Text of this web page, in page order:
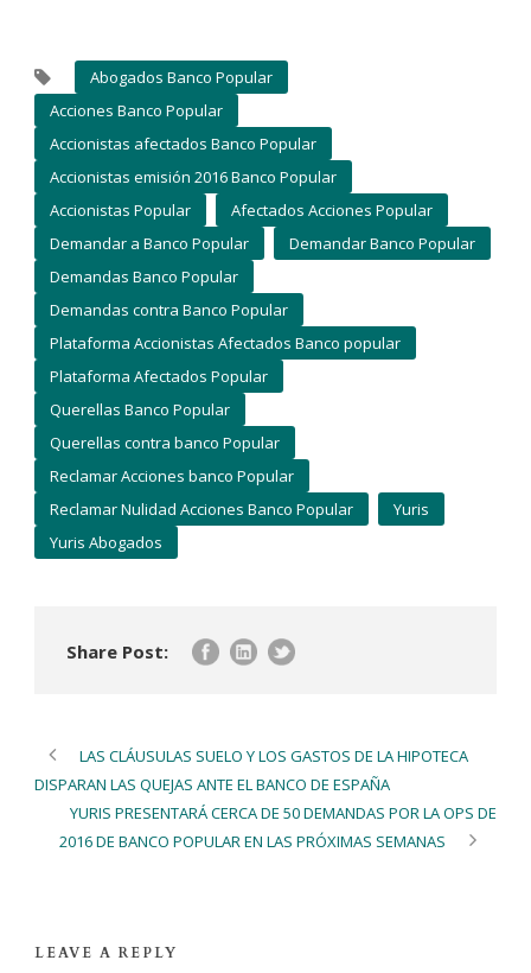
Abogados Banco Popular
Acciones Banco Popular
Accionistas afectados Banco Popular
Accionistas emisión 2016 Banco Popular
Accionistas Popular
Afectados Acciones Popular
Demandar a Banco Popular
Demandar Banco Popular
Demandas Banco Popular
Demandas contra Banco Popular
Plataforma Accionistas Afectados Banco popular
Plataforma Afectados Popular
Querellas Banco Popular
Querellas contra banco Popular
Reclamar Acciones banco Popular
Reclamar Nulidad Acciones Banco Popular
Yuris
Yuris Abogados
Share Post:
LAS CLÁUSULAS SUELO Y LOS GASTOS DE LA HIPOTECA
DISPARAN LAS QUEJAS ANTE EL BANCO DE ESPAÑA
YURIS PRESENTARÁ CERCA DE 50 DEMANDAS POR LA OPS DE
2016 DE BANCO POPULAR EN LAS PRÓXIMAS SEMANAS
LEAVE A REPLY